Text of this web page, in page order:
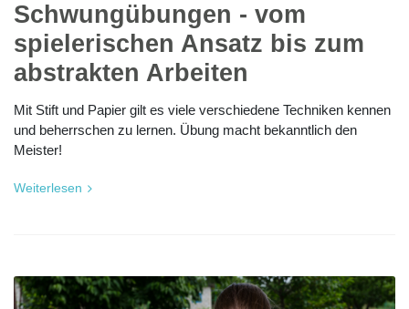
Schwungübungen - vom
spielerischen Ansatz bis zum
abstrakten Arbeiten
Mit Stift und Papier gilt es viele verschiedene Techniken kennen
und beherrschen zu lernen. Übung macht bekanntlich den
Meister!
Weiterlesen